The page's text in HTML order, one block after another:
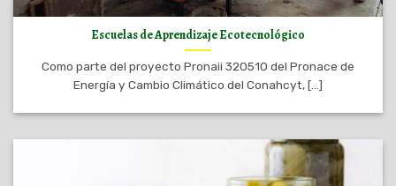
Escuelas de Aprendizaje Ecotecnológico
Como parte del proyecto Pronaii 320510 del Pronace de
Energía y Cambio Climático del Conahcyt, [...]